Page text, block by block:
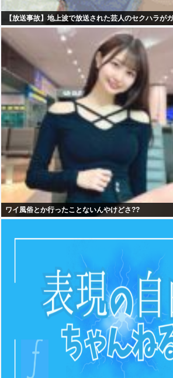
【放送事故】地上波で放送された芸人のセクハラが
ワイ風俗とか行ったことないんやけどさ??